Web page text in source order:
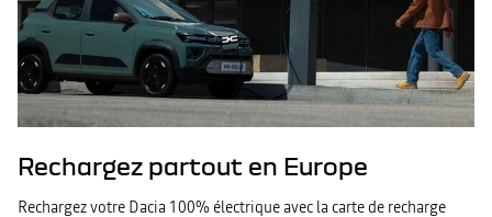
Rechargez partout en Europe
Rechargez votre Dacia 100% électrique avec la carte de recharge